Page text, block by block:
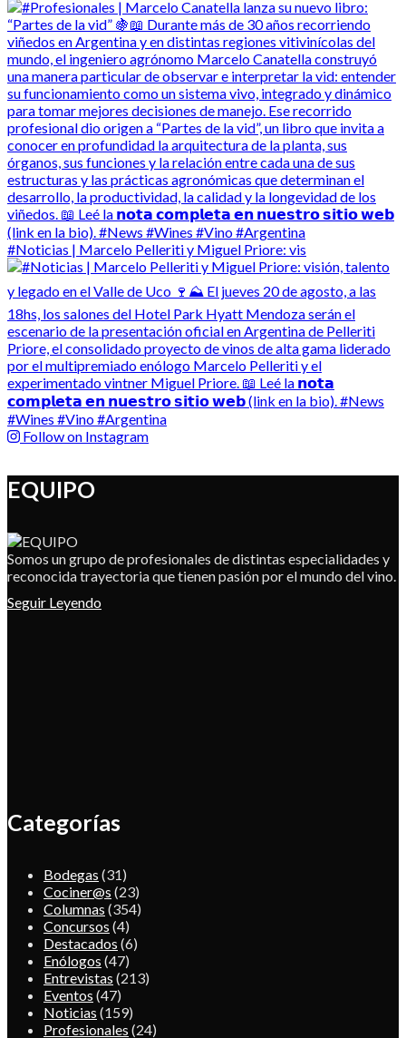
#Noticias | Marcelo Pelleriti y Miguel Priore: vis
Follow on Instagram
EQUIPO
Somos un grupo de profesionales de distintas especialidades y
reconocida trayectoria que tienen pasión por el mundo del vino.
Seguir Leyendo
Categorías
Bodegas (31)
Cociner@s (23)
Columnas (354)
Concursos (4)
Destacados (6)
Enólogos (47)
Entrevistas (213)
Eventos (47)
Noticias (159)
Profesionales (24)